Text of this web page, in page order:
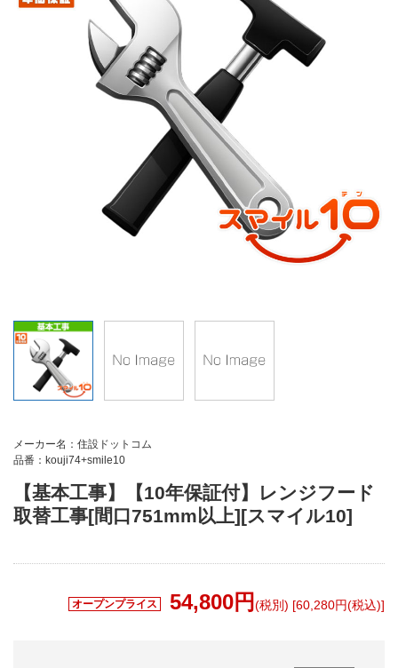
メーカー名：住設ドットコム
品番：kouji74+smile10
【基本工事】【10年保証付】レンジフード
取替工事[間口751mm以上][スマイル10]
オープンプライス 54,800円 (税別) [60,280円(税込)]